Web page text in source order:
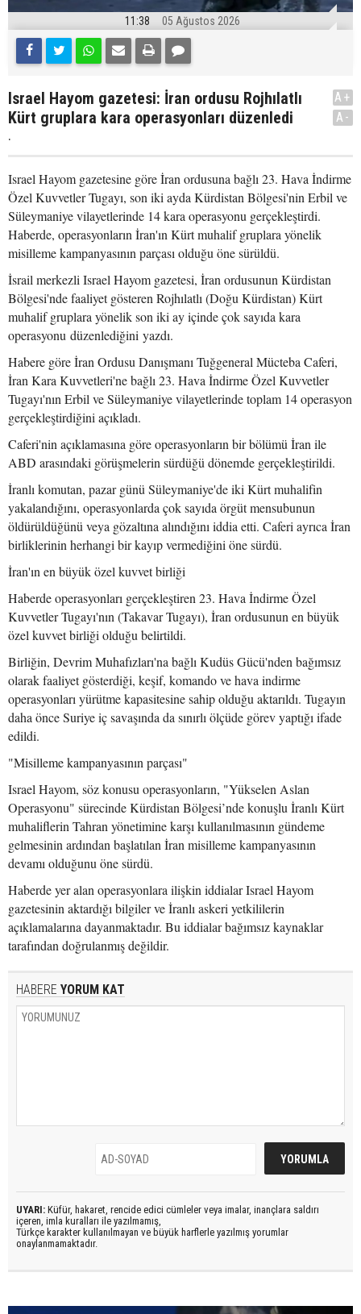
11:38 05 Ağustos 2026
Israel Hayom gazetesi: İran ordusu Rojhılatlı
Kürt gruplara kara operasyonları düzenledi
.
A+
A-
Israel Hayom gazetesine göre İran ordusuna bağlı 23. Hava İndirme
Özel Kuvvetler Tugayı, son iki ayda Kürdistan Bölgesi'nin Erbil ve
Süleymaniye vilayetlerinde 14 kara operasyonu gerçekleştirdi.
Haberde, operasyonların İran'ın Kürt muhalif gruplara yönelik
misilleme kampanyasının parçası olduğu öne sürüldü.
İsrail merkezli Israel Hayom gazetesi, İran ordusunun Kürdistan
Bölgesi'nde faaliyet gösteren Rojhılatlı (Doğu Kürdistan) Kürt
muhalif gruplara yönelik son iki ay içinde çok sayıda kara
operasyonu düzenlediğini yazdı.
Habere göre İran Ordusu Danışmanı Tuğgeneral Mücteba Caferi,
İran Kara Kuvvetleri'ne bağlı 23. Hava İndirme Özel Kuvvetler
Tugayı'nın Erbil ve Süleymaniye vilayetlerinde toplam 14 operasyon
gerçekleştirdiğini açıkladı.
Caferi'nin açıklamasına göre operasyonların bir bölümü İran ile
ABD arasındaki görüşmelerin sürdüğü dönemde gerçekleştirildi.
İranlı komutan, pazar günü Süleymaniye'de iki Kürt muhalifin
yakalandığını, operasyonlarda çok sayıda örgüt mensubunun
öldürüldüğünü veya gözaltına alındığını iddia etti. Caferi ayrıca İran
birliklerinin herhangi bir kayıp vermediğini öne sürdü.
İran'ın en büyük özel kuvvet birliği
Haberde operasyonları gerçekleştiren 23. Hava İndirme Özel
Kuvvetler Tugayı'nın (Takavar Tugayı), İran ordusunun en büyük
özel kuvvet birliği olduğu belirtildi.
Birliğin, Devrim Muhafızları'na bağlı Kudüs Gücü'nden bağımsız
olarak faaliyet gösterdiği, keşif, komando ve hava indirme
operasyonları yürütme kapasitesine sahip olduğu aktarıldı. Tugayın
daha önce Suriye iç savaşında da sınırlı ölçüde görev yaptığı ifade
edildi.
"Misilleme kampanyasının parçası"
Israel Hayom, söz konusu operasyonların, "Yükselen Aslan
Operasyonu" sürecinde Kürdistan Bölgesi’nde konuşlu İranlı Kürt
muhaliflerin Tahran yönetimine karşı kullanılmasının gündeme
gelmesinin ardından başlatılan İran misilleme kampanyasının
devamı olduğunu öne sürdü.
Haberde yer alan operasyonlara ilişkin iddialar Israel Hayom
gazetesinin aktardığı bilgiler ve İranlı askeri yetkililerin
açıklamalarına dayanmaktadır. Bu iddialar bağımsız kaynaklar
tarafından doğrulanmış değildir.
HABERE YORUM KAT
UYARI: Küfür, hakaret, rencide edici cümleler veya imalar, inançlara saldırı
içeren, imla kuralları ile yazılmamış,
Türkçe karakter kullanılmayan ve büyük harflerle yazılmış yorumlar
onaylanmamaktadır.